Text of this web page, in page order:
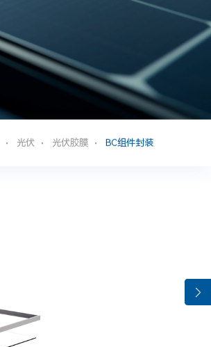
光伏 光伏胶膜 BC组件封装